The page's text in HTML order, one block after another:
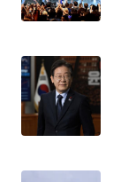
KARAWANG
WN
BEKASI
WN